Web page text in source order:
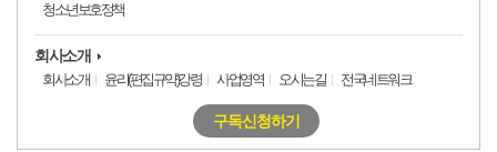
청소년보호정책
회사소개
회사소개 윤리(편집규약)강령 사업영역 오시는길 전국네트워크
구독신청하기